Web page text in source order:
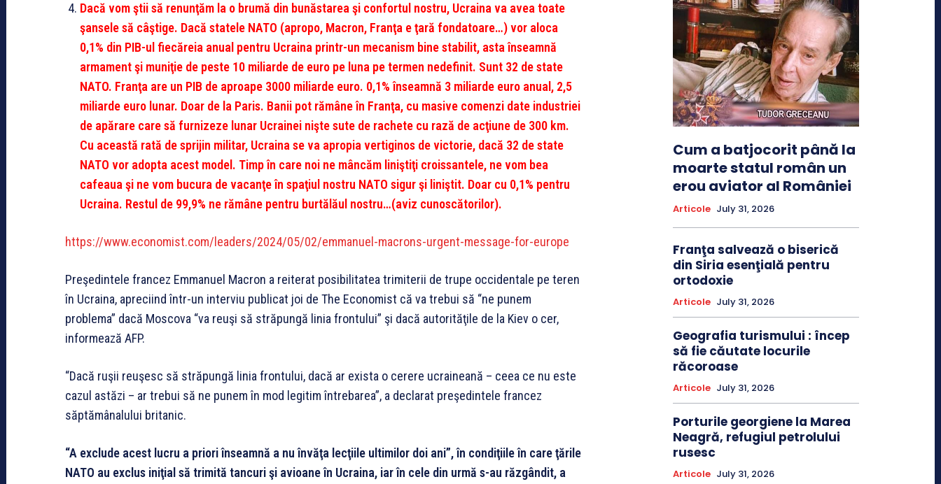
Dacă vom ştii să renunţăm la o brumă din bunăstarea şi confortul nostru, Ucraina va avea toate
şansele să câştige. Dacă statele NATO (apropo, Macron, Franţa e ţară fondatoare…) vor aloca
0,1% din PIB-ul fiecăreia anual pentru Ucraina printr-un mecanism bine stabilit, asta înseamnă
armament şi muniţie de peste 10 miliarde de euro pe luna pe termen nedefinit. Sunt 32 de state
NATO. Franţa are un PIB de aproape 3000 miliarde euro. 0,1% înseamnă 3 miliarde euro anual, 2,5
miliarde euro lunar. Doar de la Paris. Banii pot rămâne în Franţa, cu masive comenzi date industriei
de apărare care să furnizeze lunar Ucrainei nişte sute de rachete cu rază de acţiune de 300 km.
Cu această rată de sprijin militar, Ucraina se va apropia vertiginos de victorie, dacă 32 de state
NATO vor adopta acest model. Timp în care noi ne mâncăm liniştiţi croissantele, ne vom bea
cafeaua şi ne vom bucura de vacanţe în spaţiul nostru NATO sigur şi liniştit. Doar cu 0,1% pentru
Ucraina. Restul de 99,9% ne rămâne pentru burtălăul nostru…(aviz cunoscătorilor).
https://www.economist.com/leaders/2024/05/02/emmanuel-macrons-urgent-message-for-europe
Preşedintele francez Emmanuel Macron a reiterat posibilitatea trimiterii de trupe occidentale pe teren
în Ucraina, apreciind într-un interviu publicat joi de The Economist că va trebui să “ne punem
problema” dacă Moscova “va reuşi să străpungă linia frontului” şi dacă autorităţile de la Kiev o cer,
informează AFP.
“Dacă ruşii reuşesc să străpungă linia frontului, dacă ar exista o cerere ucraineană – ceea ce nu este
cazul astăzi – ar trebui să ne punem în mod legitim întrebarea”, a declarat preşedintele francez
săptămânalului britanic.
“A exclude acest lucru a priori înseamnă a nu învăţa lecţiile ultimilor doi ani”, în condiţiile în care ţările
NATO au exclus iniţial să trimită tancuri şi avioane în Ucraina, iar în cele din urmă s-au răzgândit, a
Cum a batjocorit până la
moarte statul român un
erou aviator al României
Articole July 31, 2026
Franţa salvează o biserică
din Siria esenţială pentru
ortodoxie
Articole July 31, 2026
Geografia turismului : încep
să fie căutate locurile
răcoroase
Articole July 31, 2026
Porturile georgiene la Marea
Neagră, refugiul petrolului
rusesc
Articole July 31, 2026